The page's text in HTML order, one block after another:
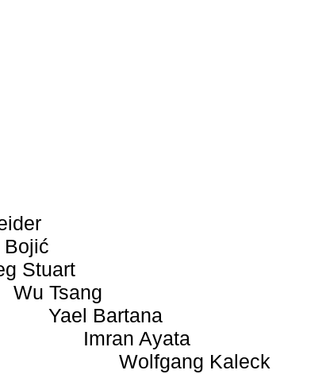
Bojić
Stuart
Wu Tsang
Yael Bartana
Imran Ayata
Wolfgang Kaleck